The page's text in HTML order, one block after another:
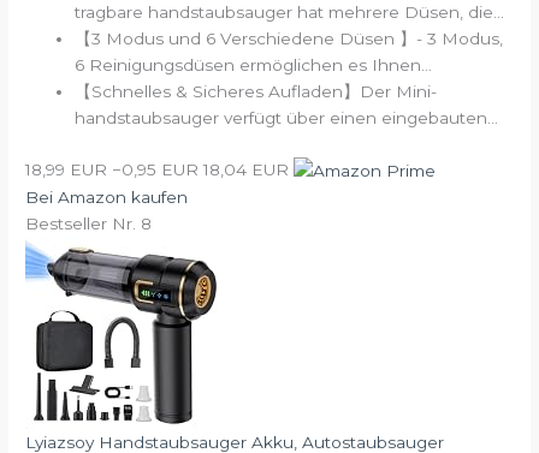
tragbare handstaubsauger hat mehrere Düsen, die...
【3 Modus und 6 Verschiedene Düsen 】- 3 Modus,
6 Reinigungsdüsen ermöglichen es Ihnen...
【Schnelles & Sicheres Aufladen】Der Mini-
handstaubsauger verfügt über einen eingebauten...
18,99 EUR −0,95 EUR 18,04 EUR
Bei Amazon kaufen
Bestseller Nr. 8
Lyiazsoy Handstaubsauger Akku, Autostaubsauger